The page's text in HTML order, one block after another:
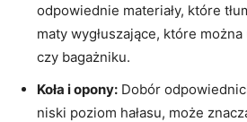
odpowiednie materiały,​ które
maty wygłuszające, które
czy bagażniku.
Koła i opony: Dobór
niski ⁤poziom hałasu, może